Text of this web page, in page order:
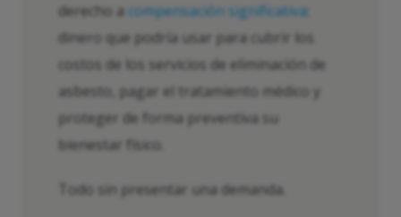
derecho a compensación significativa:
dinero que podría usar para cubrir los
costos de los servicios de eliminación de
asbesto, pagar el tratamiento médico y
proteger de forma preventiva su
bienestar físico.
Todo sin presentar una demanda.